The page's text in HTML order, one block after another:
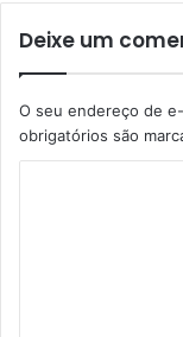
Deixe um
O seu endereço de
obrigatórios são